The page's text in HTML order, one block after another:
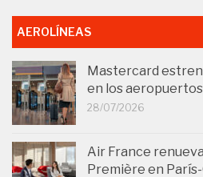
AEROLÍNEAS
Mastercard
en los
28/07/2026
Air France
Première en